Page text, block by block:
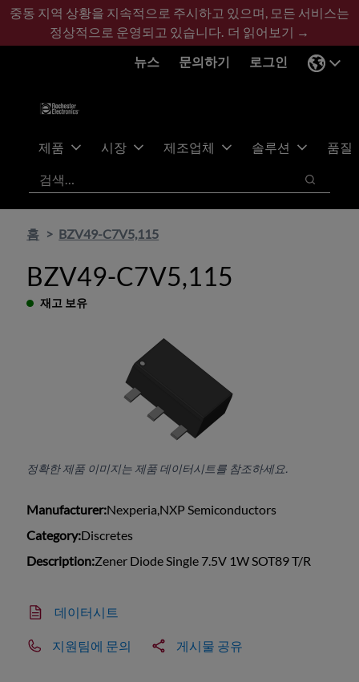
기
콘
바
글
중동 지역 상황을 지속적으로 주시하고 있으며, 모든 서비스는
정상적으로 운영되고 있습니다. 더 읽어보기 →
뉴스
문의하기 로그인
제품 시장 제조업체 솔루션
품질
검색
검색
홈 BZV49-C7V5,115
BZV49-C7V5,115
재고 보유
정확한 제품 이미지는 제품 데이터시트를 참조하세요.
Manufacturer:Nexperia,NXP Semiconductors
Category:Discretes
Description:Zener Diode Single 7.5V 1W SOT89 T/R
데이터시트
지원팀에 문의 게시물 공유